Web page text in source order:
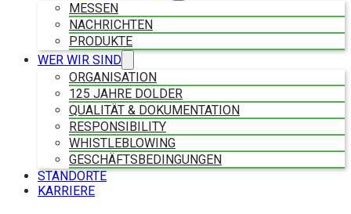
MESSEN
NACHRICHTEN
PRODUKTE
WER WIR SIND
ORGANISATION
125 JAHRE DOLDER
QUALITÄT & DOKUMENTATION
RESPONSIBILITY
WHISTLEBLOWING
GESCHÄFTSBEDINGUNGEN
STANDORTE
KARRIERE